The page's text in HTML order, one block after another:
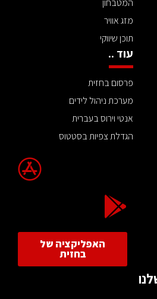
המטבחון
מזג אוויר
תוכן שיווקי
עוד ..
פרסום בחזית
מערכת ניהול לידים
אנטי וירוס בעברית
הגדלת צפיות בסטטוס
האפליקציה של
בחזית